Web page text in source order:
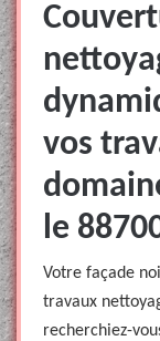
vos
le
Votre façade
travaux
recherchiez-